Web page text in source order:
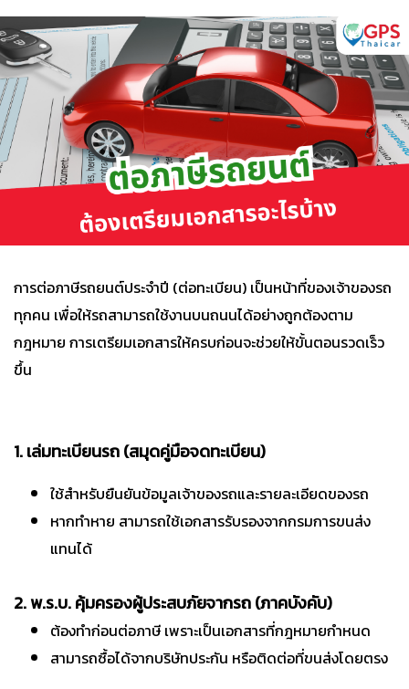
การต่อภาษีรถยนต์ประจำปี (ต่อทะเบียน) เป็นหน้าที่ของเจ้าของรถ
ทุกคน เพื่อให้รถสามารถใช้งานบนถนนได้อย่างถูกต้องตาม
กฎหมาย การเตรียมเอกสารให้ครบก่อนจะช่วยให้ขั้นตอนรวดเร็ว
ขึ้น
1. เล่มทะเบียนรถ (สมุดคู่มือจดทะเบียน)
ใช้สำหรับยืนยันข้อมูลเจ้าของรถและรายละเอียดของรถ
หากทำหาย สามารถใช้เอกสารรับรองจากกรมการขนส่ง
แทนได้
2. พ.ร.บ. คุ้มครองผู้ประสบภัยจากรถ (ภาคบังคับ)
ต้องทำก่อนต่อภาษี เพราะเป็นเอกสารที่กฎหมายกำหนด
สามารถซื้อได้จากบริษัทประกัน หรือติดต่อที่ขนส่งโดยตรง